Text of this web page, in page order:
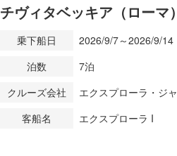
チヴィタベッキア（ローマ
乗下船日
2026/9/7～2026/9/14
泊数
7泊
クルーズ会社
エクスプローラ・ジ
客船名
エクスプローラ I